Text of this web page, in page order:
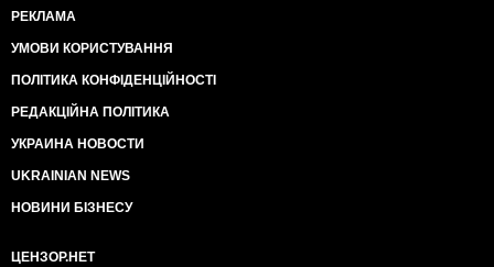
РЕКЛАМА
УМОВИ КОРИСТУВАННЯ
ПОЛІТИКА КОНФІДЕНЦІЙНОСТІ
РЕДАКЦІЙНА ПОЛІТИКА
УКРАИНА НОВОСТИ
UKRAINIAN NEWS
НОВИНИ БІЗНЕСУ
ЦЕНЗОР.НЕТ